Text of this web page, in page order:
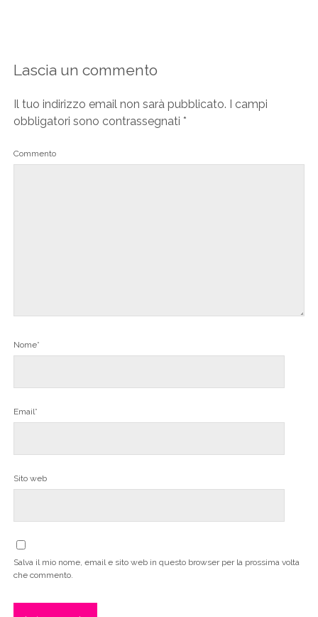
Lascia un commento
Il tuo indirizzo email non sarà pubblicato. I campi
obbligatori sono contrassegnati *
Commento
Nome*
Email*
Sito web
Salva il mio nome, email e sito web in questo browser per la prossima volta
che commento.